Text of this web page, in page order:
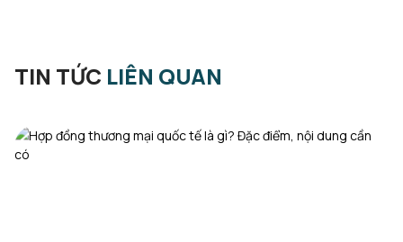
TIN TỨC LIÊN QUAN